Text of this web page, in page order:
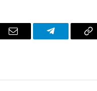
Email Telegram